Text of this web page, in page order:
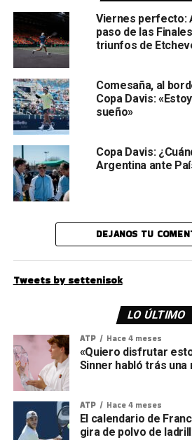
Viernes perfecto:
paso de las
triunfos de
Comesaña, al
Copa Davis:
sueño»
Copa Davis:
Argentina ante
DEJANOS TU
Tweets by settenisok
LO ÚLTIMO
ATP Hace 4 meses
«Quiero disfrutar
Sinner habló trás
ATP Hace 4 meses
El calendario de
gira de polvo de